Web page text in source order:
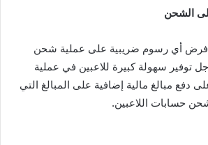
الشحن
فرض أي رسوم ضريبية على عملية شحن
توفير سهولة كبيرة للاعبين في عملية
دفع مبالغ مالية إضافية على المبالغ التي
حسابات اللاعبين.